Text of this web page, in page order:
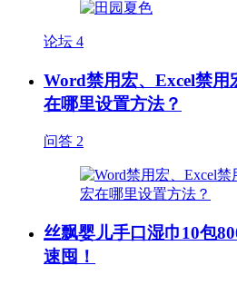
论坛 4
Word禁用宏、Excel禁用
在哪里设置方法？
问答 2
丝飘婴儿手口湿巾10包
速囤！